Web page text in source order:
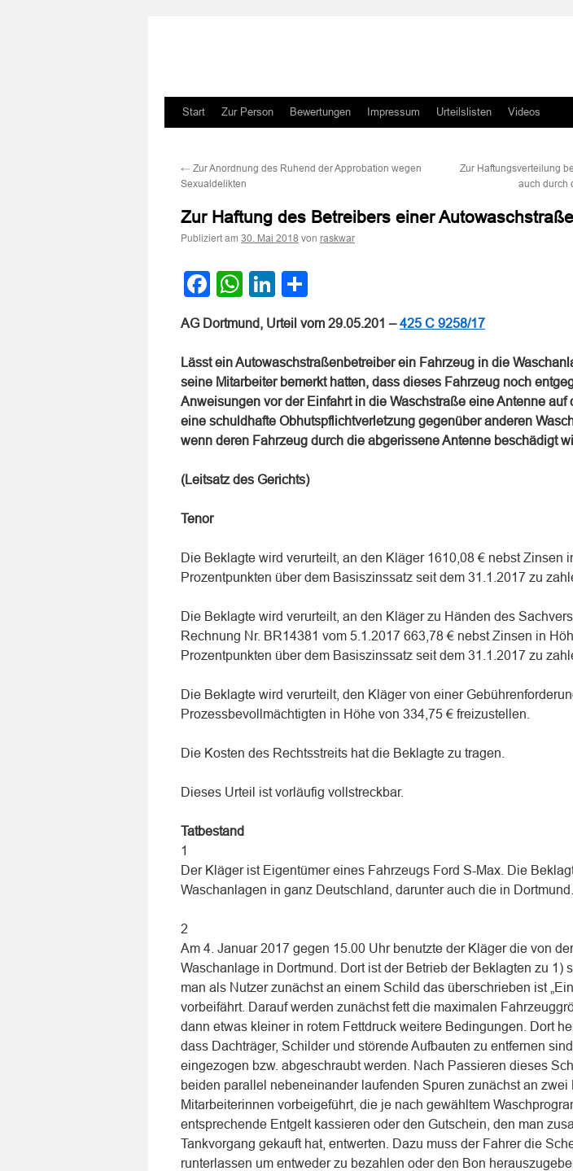
Zum
springen
Start Zur Person Bewertungen Impressum Urteilslisten Videos
← Zur Anordnung des Ruhend der Approbation wegen
Sexualdelikten
Zur Haftungsverteilung
auch durch
Zur Haftung des Betreibers einer Autowaschstraße
Publiziert am 30. Mai 2018 von raskwar
Facebook
WhatsApp
LinkedIn
AG Dortmund, Urteil vom 29.05.201 –425 C 9258/17
Lässt ein Autowaschstraßenbetreiber ein Fahrzeug in die
seine Mitarbeiter bemerkt hatten, dass dieses Fahrzeug noch
Anweisungen vor der Einfahrt in die Waschstraße eine Antenne auf
eine schuldhafte Obhutspflichtverletzung gegenüber anderen
wenn deren Fahrzeug durch die abgerissene Antenne beschädigt
(Leitsatz des Gerichts)
Tenor
Die Beklagte wird verurteilt, an den Kläger 1610,08 € nebst Zinsen
Prozentpunkten über dem Basiszinssatz seit dem 31.1.2017 zu
Die Beklagte wird verurteilt, an den Kläger zu Händen des
Rechnung Nr. BR14381 vom 5.1.2017 663,78 € nebst Zinsen in
Prozentpunkten über dem Basiszinssatz seit dem 31.1.2017 zu
Die Beklagte wird verurteilt, den Kläger von einer
Prozessbevollmächtigten in Höhe von 334,75 € freizustellen.
Die Kosten des Rechtsstreits hat die Beklagte zu tragen.
Dieses Urteil ist vorläufig vollstreckbar.
Tatbestand
1
Der Kläger ist Eigentümer eines Fahrzeugs Ford S-Max. Die
Waschanlagen in ganz Deutschland, darunter auch die in Dortmund.
2
Am 4. Januar 2017 gegen 15.00 Uhr benutzte der Kläger die von
Waschanlage in Dortmund. Dort ist der Betrieb der Beklagten zu 1)
man als Nutzer zunächst an einem Schild das überschrieben ist
vorbeifährt. Darauf werden zunächst fett die maximalen
dann etwas kleiner in rotem Fettdruck weitere Bedingungen. Dort
dass Dachträger, Schilder und störende Aufbauten zu entfernen
eingezogen bzw. abgeschraubt werden. Nach Passieren dieses
beiden parallel nebeneinander laufenden Spuren zunächst an zwei
Mitarbeiterinnen vorbeigeführt, die je nach gewähltem
entsprechende Entgelt kassieren oder den Gutschein, den man
Tankvorgang gekauft hat, entwerten. Dazu muss der Fahrer die
runterlassen um entweder zu bezahlen oder den Bon